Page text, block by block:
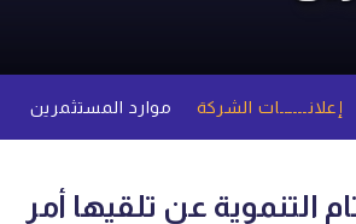
إعلانــــــات الشركة موارد المستثمرين
التنموية عن تلقيها أمر